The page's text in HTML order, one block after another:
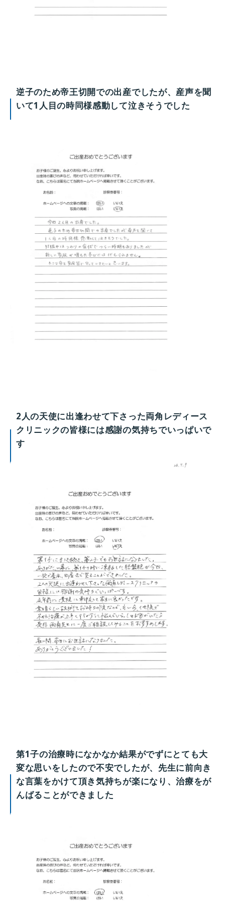
逆子のため帝王切開での出産でしたが、産声を聞
いて1人目の時同様感動して泣きそうでした
2人の天使に出逢わせて下さった両角レディース
クリニックの皆様には感謝の気持ちでいっぱいで
す
第1子の治療時になかなか結果がでずにとても大
変な思いをしたので不安でしたが、先生に前向き
な言葉をかけて頂き気持ちが楽になり、治療をが
んばることができました